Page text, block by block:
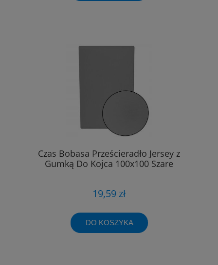
Czas Bobasa Prześcieradło Jersey z
Gumką Do Kojca 100x100 Szare
19,59 zł
DO KOSZYKA